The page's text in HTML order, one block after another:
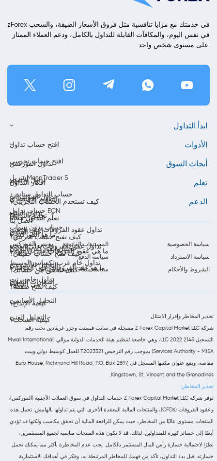
zForex في خدمتك مع مزايا تنافسية مثل فروق الأسعار الضيقة، والسحب
في نفس اليوم، والمكافآت القابلة للتداول بالكامل، ودعم العملاء الممتاز
على مستوى شخص واحد.
المستندات القانونية
سياسة الخصوصية
سياسة الدفع
سياسة الاسترداد
سياسة ملفات تعريف الارتباط
الشروط والأحكام
ابدأ التداول
افتح حساب تداول
افتح حساب تجريبي
تنزيل MetaTrader 5
حساب التداول ستاندرد
حساب تداول ECN
حساب بدون سواب
بونص الفوركس
الأدوات
تداول الفوركس
تداول الأسهم
تداول المؤشرات
تداول السلع
تداول عقود الفروقات على الذهب
تداول عقود الفروقات على الفضة
تداول خام غرب تكساس الوسيط
تداول خام برنت
أبحاث السوق
أفكار التداول
التقويم الاقتصادي
تحليل التداول
أخبار السوق
تحليل الفوركس اليومي
التحليل الأسبوعي
إشعارات السوق
تعلم
كيف تستخدم الحساب التجريبي؟
تعلّم التداول مجاناً
ما هو الفوركس؟
ما هي عقود الفروقات على الأسهم؟
ما هو عقد الفروقات على المؤشر؟
ما هي السلع؟
التحليل الأساسي
التحليل الفني
الدعم
اتصل بنا
كيف تفتح حساب تجريبي؟
كيف تفتح حساب حقيقي؟
كيف تتحقق من حسابك؟
كيف تفتح صفقة؟
كيفية الإيداع؟
كيفية السحب؟
تحذير المخاطر وإقرار الامتثال
شركة Z Forex Capital Market LLC مسجلة في سانت فنسنت وجزر غرينادين تحت رقم
التسجيل 2145 LLC 2022، وهي خاضعة لتنظيم هيئة الخدمات الدولية موالي (Mwali International
Services Authority - MISA) بموجب رقم الترخيص T2023321 للعمل كوسيط دولي وبيت
مقاصة، ويقع عنوان مكتبها المسجل في Euro House, Richmond Hill Road, P.O. Box 2897,
Kingstown, St. Vincent and the Grenadines.
تحذير المخاطر:
توفر شركة Z Forex Capital Market LLC خدمات التداول في سوق العملات الأجنبية (الفوركس)،
وعقود الفروقات (CFDs)، والمنتجات المالية المعقدة الأخرى التي يتم تداولها بالهامش. تحمل هذه
المنتجات مستوى عاليًا من المخاطر، حيث يمكن للرافعة المالية أن تحقق مكاسب ولكنها قد تؤدي
أيضًا إلى خسائر كبيرة للمتداولين. لذلك، قد لا تكون هذه المنتجات مناسبة لجميع المستثمرين،
نظرًا لاحتمالية خسارة رأس المال المستثمر بالكامل. يجب عدم المخاطرة بأكثر مما يمكنك تحمل
خسارته. قبل بدء التداول، تأكد من فهمك للمخاطر المرتبطة به، وفكر في أهدافك الاستثمارية